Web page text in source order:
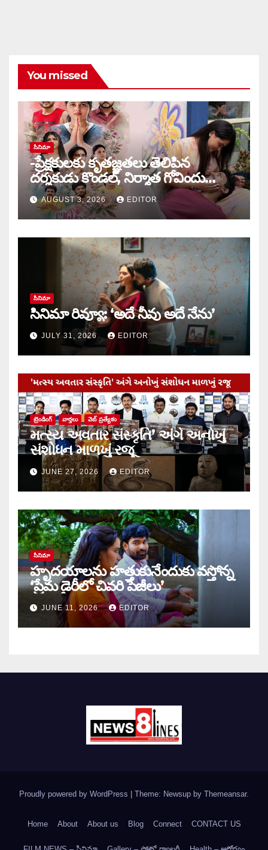
You missed
సినిమా
-ప్రేక్షకులకు కృతజ్ఞతలు తెలిపిన
దర్శకుడు కొండల్, నిర్మాత గోవిందు
కాండ్రేగుల
AUGUST 3, 2026 EDITOR
సినిమా
సినిమా రివ్యూ: ‘అదే నీవు అదే నేను’
JULY 31, 2026 EDITOR
ట్రెండింగ్ వార్త‌లు వెబ్ ప్రత్యేకం
મત્સ્ય અવતાર સંસ્કૃતિ’ અંગે અનોખું
સંશોધન માળખું રજૂ
JUNE 27, 2026 EDITOR
సినిమా
హృదయాలను హత్తుకునేందుకు వస్తోన్న
‘ప్రేమ డైరీలో చివరి పేజీలు’
JUNE 11, 2026 EDITOR
Proudly powered by WordPress Theme: Newsup by Themeansar.
Home About About us Blog Connect CONTACT US